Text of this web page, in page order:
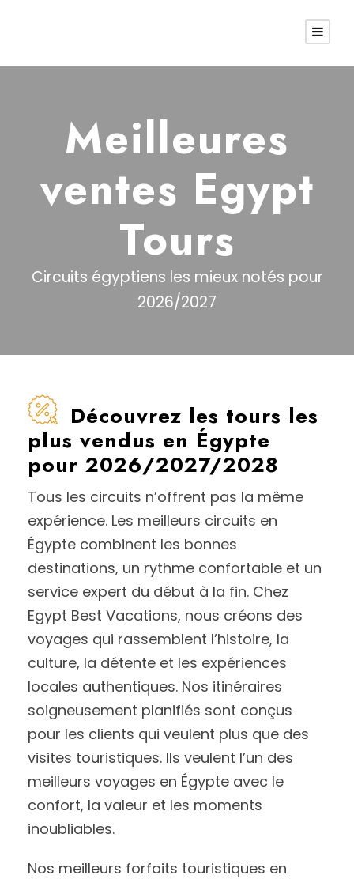
Meilleures
ventes Egypt
Tours
Circuits égyptiens les mieux notés pour
2026/2027
Découvrez les tours les
plus vendus en Égypte
pour 2026/2027/2028
Tous les circuits n’offrent pas la même
expérience. Les meilleurs circuits en
Égypte combinent les bonnes
destinations, un rythme confortable et un
service expert du début à la fin. Chez
Egypt Best Vacations, nous créons des
voyages qui rassemblent l’histoire, la
culture, la détente et les expériences
locales authentiques. Nos itinéraires
soigneusement planifiés sont conçus
pour les clients qui veulent plus que des
visites touristiques. Ils veulent l’un des
meilleurs voyages en Égypte avec le
confort, la valeur et les moments
inoubliables.
Nos meilleurs forfaits touristiques en